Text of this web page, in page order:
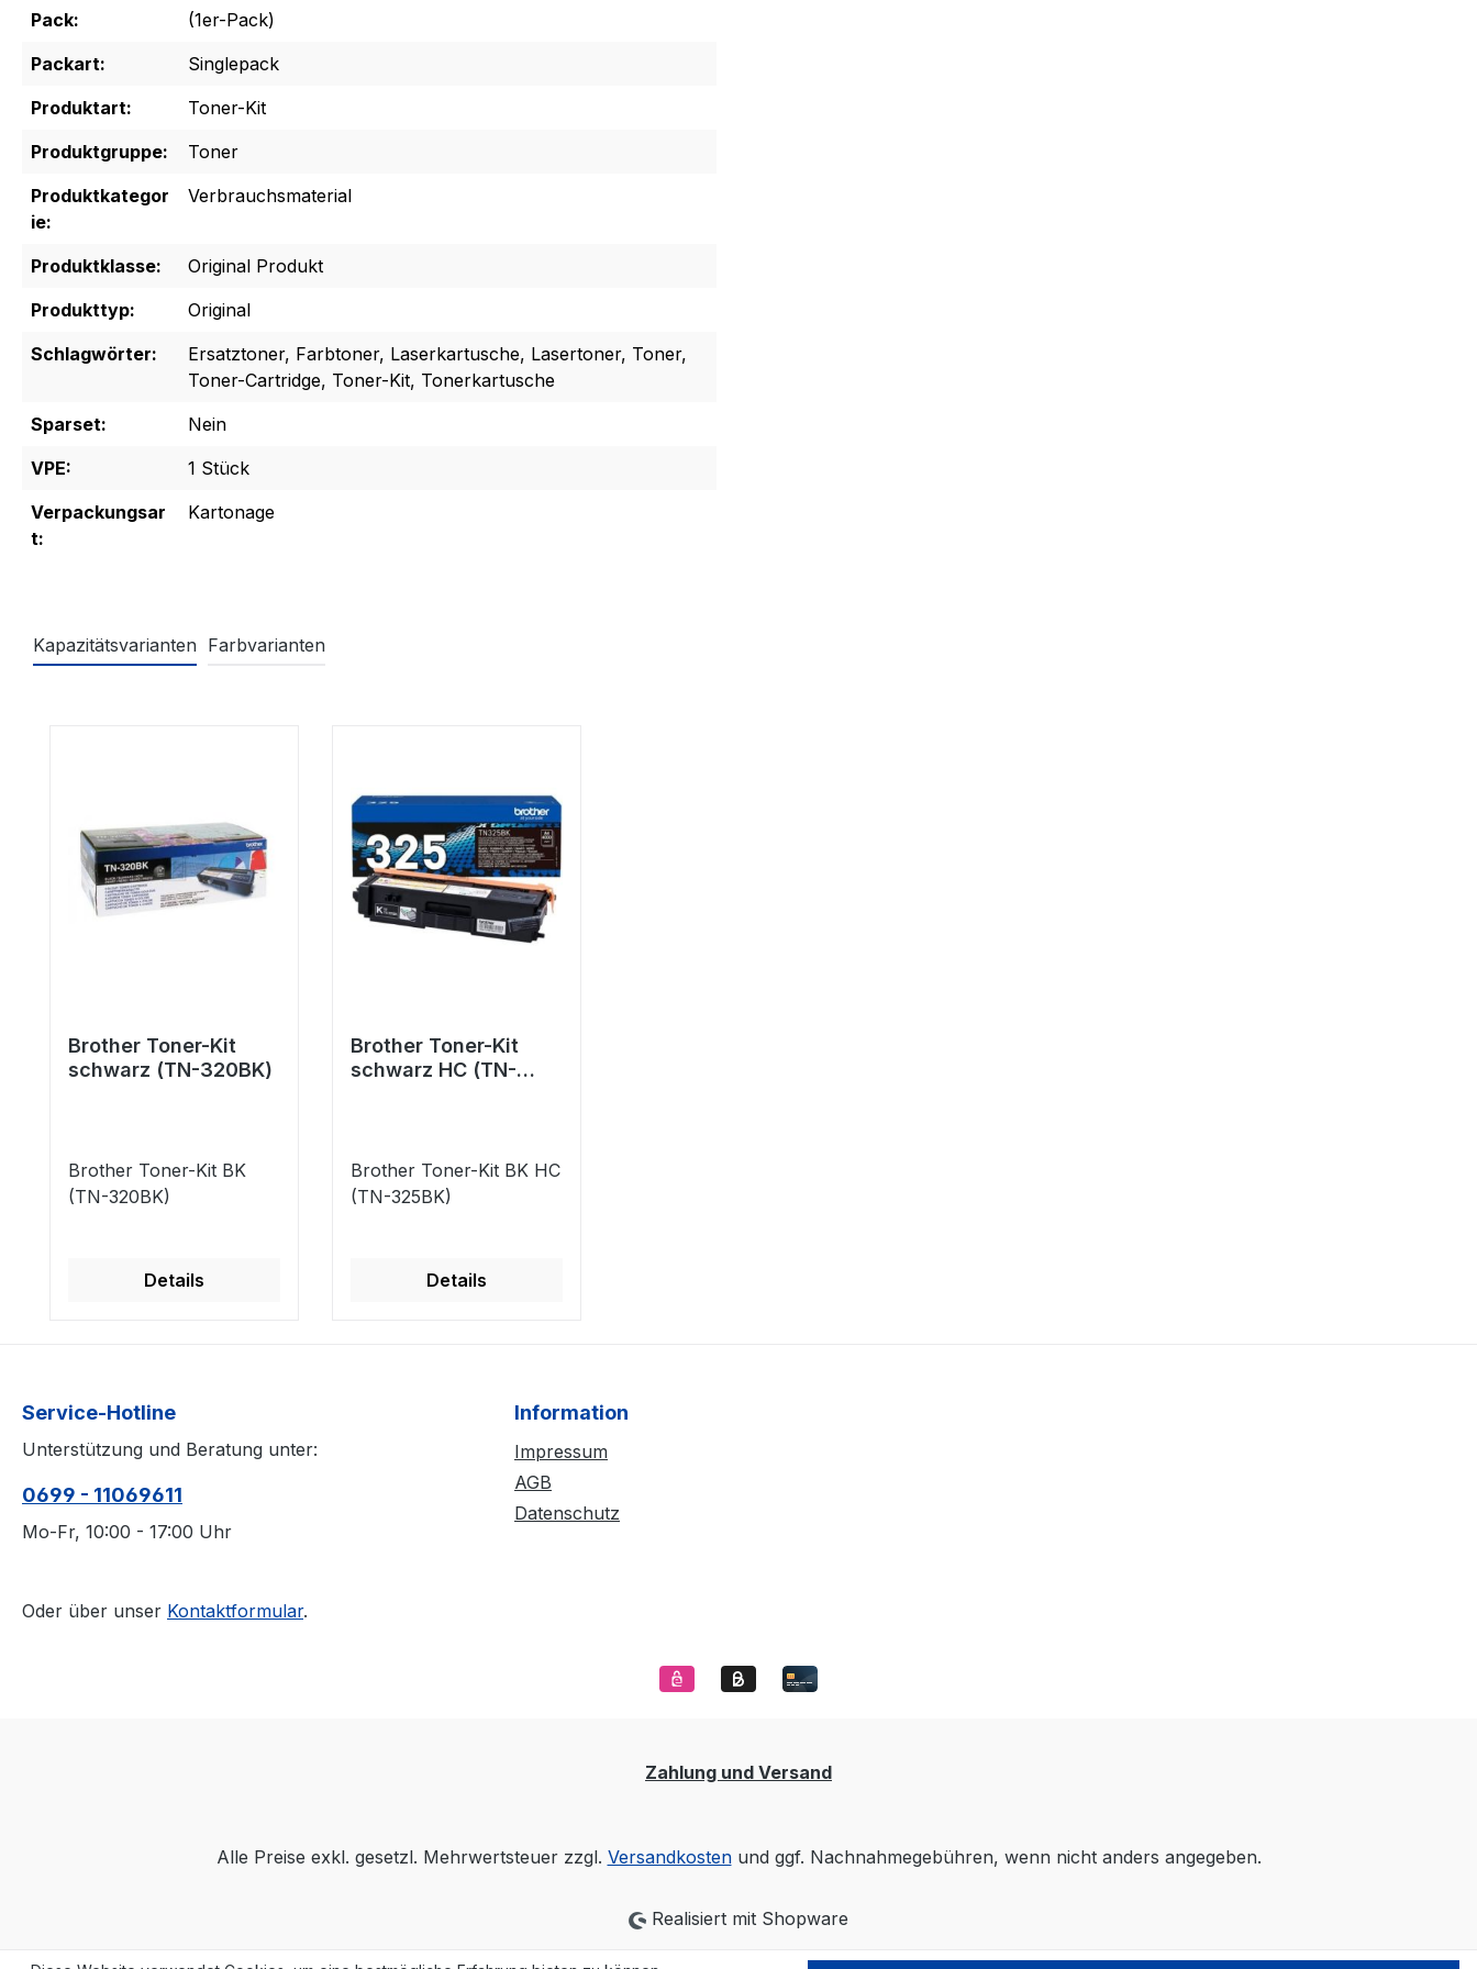
Pack:
(1er-Pack)
Packart:
Singlepack
Produktart:
Toner-Kit
Produktgruppe:
Toner
Produktkategor
ie:
Verbrauchsmaterial
Produktklasse:
Original Produkt
Produkttyp:
Original
Schlagwörter:
Ersatztoner, Farbtoner, Laserkartusche, Lasertoner, Toner,
Toner-Cartridge, Toner-Kit, Tonerkartusche
Sparset:
Nein
VPE:
1 Stück
Verpackungsar
t:
Kartonage
Kapazitätsvarianten Farbvarianten
Brother Toner-Kit
schwarz (TN-320BK)
Brother Toner-Kit BK
(TN-320BK)
Details
Brother Toner-Kit
schwarz HC (TN-
Brother Toner-Kit BK HC
(TN-325BK)
Details
Service-Hotline
Unterstützung und Beratung unter:
0699 - 11069611
Mo-Fr, 10:00 - 17:00 Uhr
Oder über unser Kontaktformular.
Information
Impressum
AGB
Datenschutz
Zahlung und Versand
Alle Preise exkl. gesetzl. Mehrwertsteuer zzgl. Versandkostenund ggf. Nachnahmegebühren, wenn nicht anders angegeben.
Realisiert mit Shopware